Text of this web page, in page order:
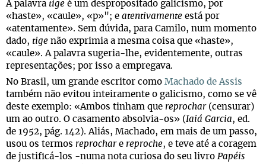
A palavra tige é um despropositado galicismo, por
«haste», «caule», «p»"; e atentivamente está por
«atentamente». Sem dúvida, para Camilo, num momento
dado, tige não exprimia a mesma coisa que «haste»,
«caule». A palavra sugeria-lhe, evidentemente, outras
representações; por isso a empregava.
No Brasil, um grande escritor como Machado de Assis
também não evitou inteiramente o galicismo, como se vê
deste exemplo: «Ambos tinham que reprochar(censurar)
um ao outro. O casamento absolvia-os» (Iaiá Garcia, ed.
de 1952, pág. 142). Aliás, Machado, em mais de um passo,
usou os termos reprochare reproche, e teve até a coragem
de justificá-los -numa nota curiosa do seu livro Papéis